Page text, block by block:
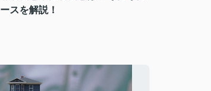
スを解説！